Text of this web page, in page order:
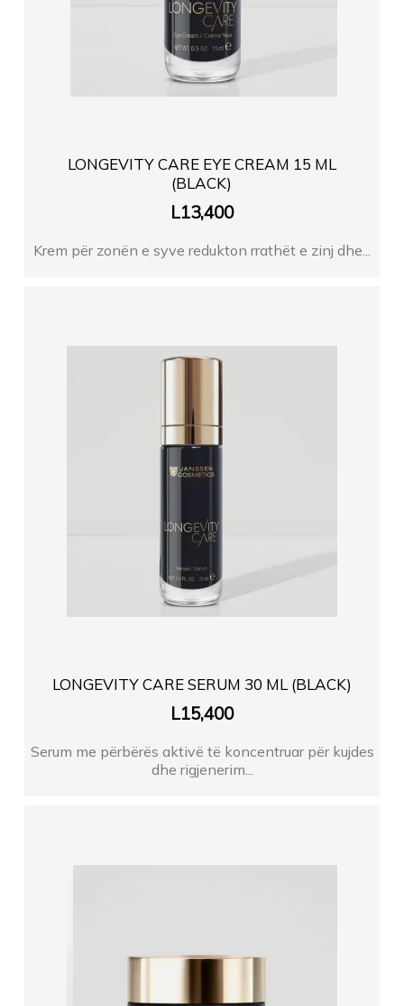
LONGEVITY CARE EYE CREAM 15 ML
(BLACK)
L13,400
Krem për zonën e syve redukton rrathët e zinj dhe...
LONGEVITY CARE SERUM 30 ML (BLACK)
L15,400
Serum me përbërës aktivë të koncentruar për kujdes
dhe rigjenerim...